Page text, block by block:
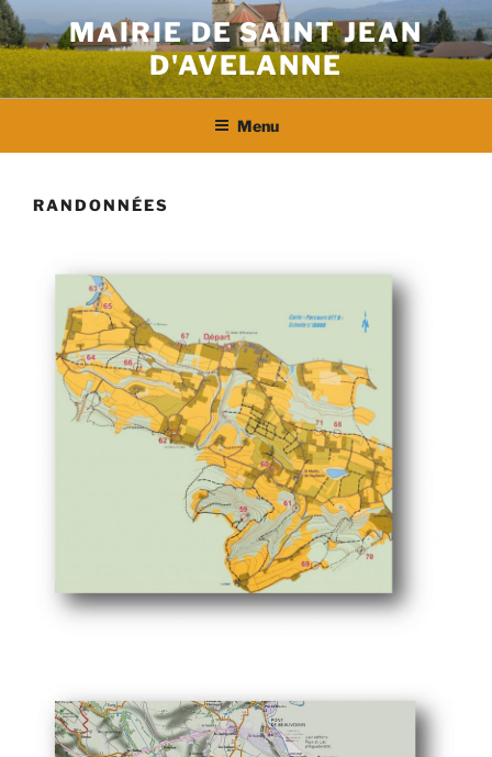
Aller
au
contenu
principal
MAIRIE DE SAINT JEAN
D'AVELANNE
Menu
RANDONNÉES